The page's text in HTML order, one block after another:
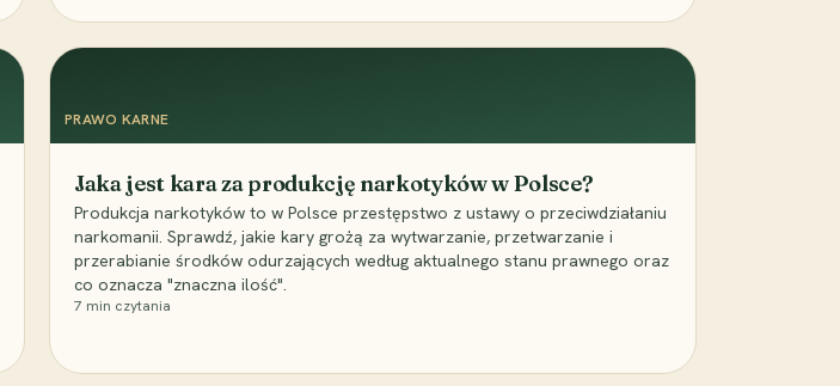
PRAWO KARNE
Jaka jest kara za produkcję narkotyków w Polsce?
Produkcja narkotyków to w Polsce przestępstwo z ustawy o przeciwdziałaniu
narkomanii. Sprawdź, jakie kary grożą za wytwarzanie, przetwarzanie i
przerabianie środków odurzających według aktualnego stanu prawnego oraz
co oznacza "znaczna ilość".
7 min czytania